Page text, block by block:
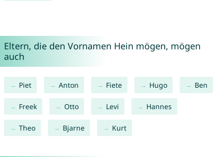
Eltern, die den Vornamen Hein mögen, mögen
auch
Piet Anton Fiete Hugo Ben
Freek Otto Levi Hannes
Theo Bjarne Kurt